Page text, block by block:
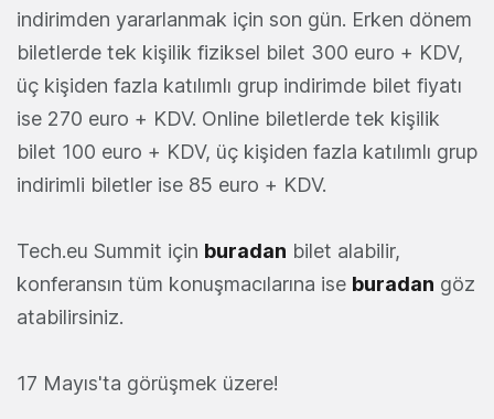
indirimden yararlanmak için son gün. Erken dönem
biletlerde tek kişilik fiziksel bilet 300 euro + KDV,
üç kişiden fazla katılımlı grup indirimde bilet fiyatı
ise 270 euro + KDV. Online biletlerde tek kişilik
bilet 100 euro + KDV, üç kişiden fazla katılımlı grup
indirimli biletler ise 85 euro + KDV.
Tech.eu Summit için buradan bilet alabilir,
konferansın tüm konuşmacılarına ise buradan göz
atabilirsiniz.
17 Mayıs'ta görüşmek üzere!